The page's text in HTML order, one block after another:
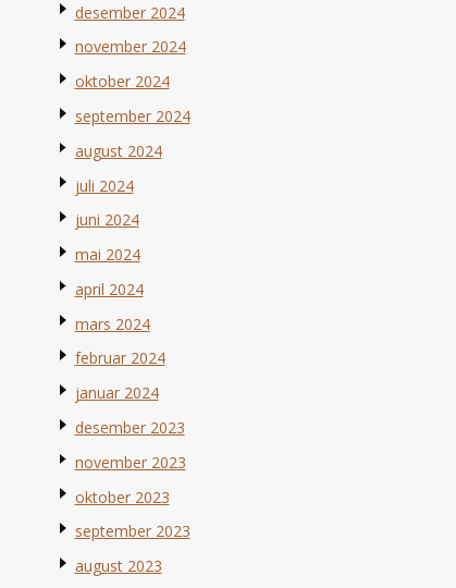
desember 2024
november 2024
oktober 2024
september 2024
august 2024
juli 2024
juni 2024
mai 2024
april 2024
mars 2024
februar 2024
januar 2024
desember 2023
november 2023
oktober 2023
september 2023
august 2023